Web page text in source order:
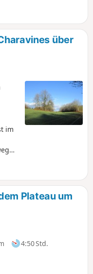
über
im
Plateau um
4:50 Std.